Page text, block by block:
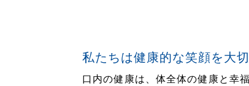
私たちは健康的な笑顔を大
口内の健康は、体全体の健康と幸